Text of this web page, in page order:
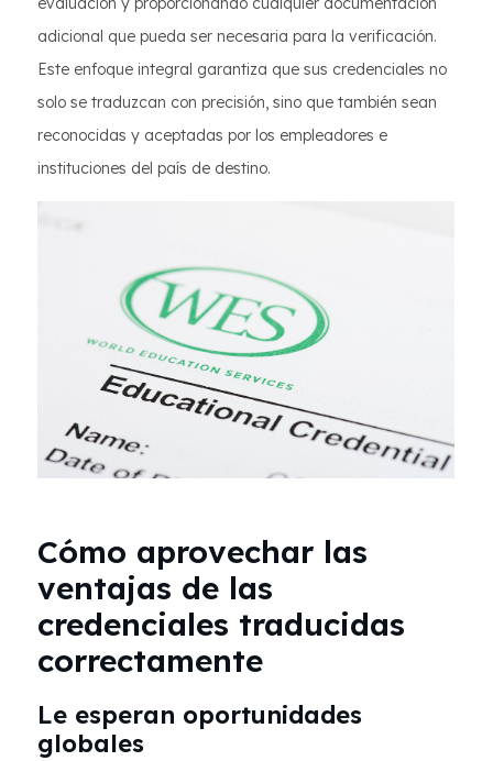
adicional que pueda ser necesaria para la verificación.
Este enfoque integral garantiza que sus credenciales no
solo se traduzcan con precisión, sino que también sean
reconocidas y aceptadas por los empleadores e
instituciones del país de destino.
Cómo aprovechar las
ventajas de las
credenciales traducidas
correctamente
Le esperan oportunidades
globales